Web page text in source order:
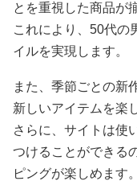
とを重視した商品が
これにより、50代の
イルを実現します。
また、季節ごとの新
新しいアイテムを楽
さらに、サイトは使
つけることができる
ピングが楽しめます。